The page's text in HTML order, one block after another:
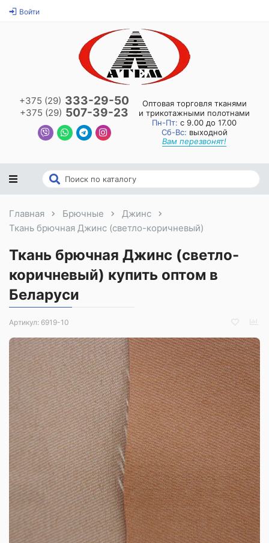
Войти
+375 (29) 333-29-50
+375 (29) 507-39-23
Оптовая торговля тканями
и трикотажными полотнами
Пн-Пт: с 9.00 до 17.00
Сб-Вс: выходной
Вам перезвонят!
Главная Брючные
Джинс
Ткань брючная Джинс (светло-коричневый)
Ткань брючная Джинс (светло-
коричневый) купить оптом в
Беларуси
Артикул: 6919-10